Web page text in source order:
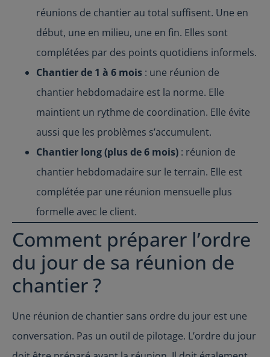
réunions de chantier au total suffisent. Une en
début, une en milieu, une en fin. Elles sont
complétées par des points quotidiens informels.
Chantier de 1 à 6 mois : une réunion de
chantier hebdomadaire est la norme. Elle
maintient un rythme de coordination. Elle évite
aussi que les problèmes s’accumulent.
Chantier long (plus de 6 mois) : réunion de
chantier hebdomadaire sur le terrain. Elle est
complétée par une réunion mensuelle plus
formelle avec le client.
Comment préparer l’ordre
du jour de sa réunion de
chantier ?
Une réunion de chantier sans ordre du jour est une
conversation. Pas un outil de pilotage. L’ordre du jour